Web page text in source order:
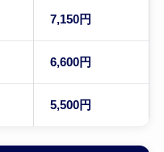
7,150円
6,600円
5,500円